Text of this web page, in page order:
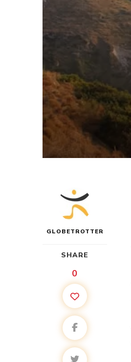
GLOBETROTTER
SHARE
0